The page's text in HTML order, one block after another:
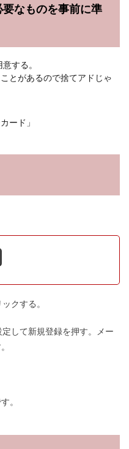
なものを事前に準
する。
とがあるので捨てアドじゃ
ード」
クする。
して新規登録を押す。メー
。